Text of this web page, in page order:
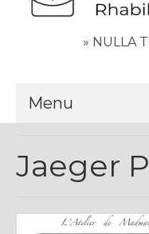
» NULLA
Menu
Contact
Espace Clients
Jaeger